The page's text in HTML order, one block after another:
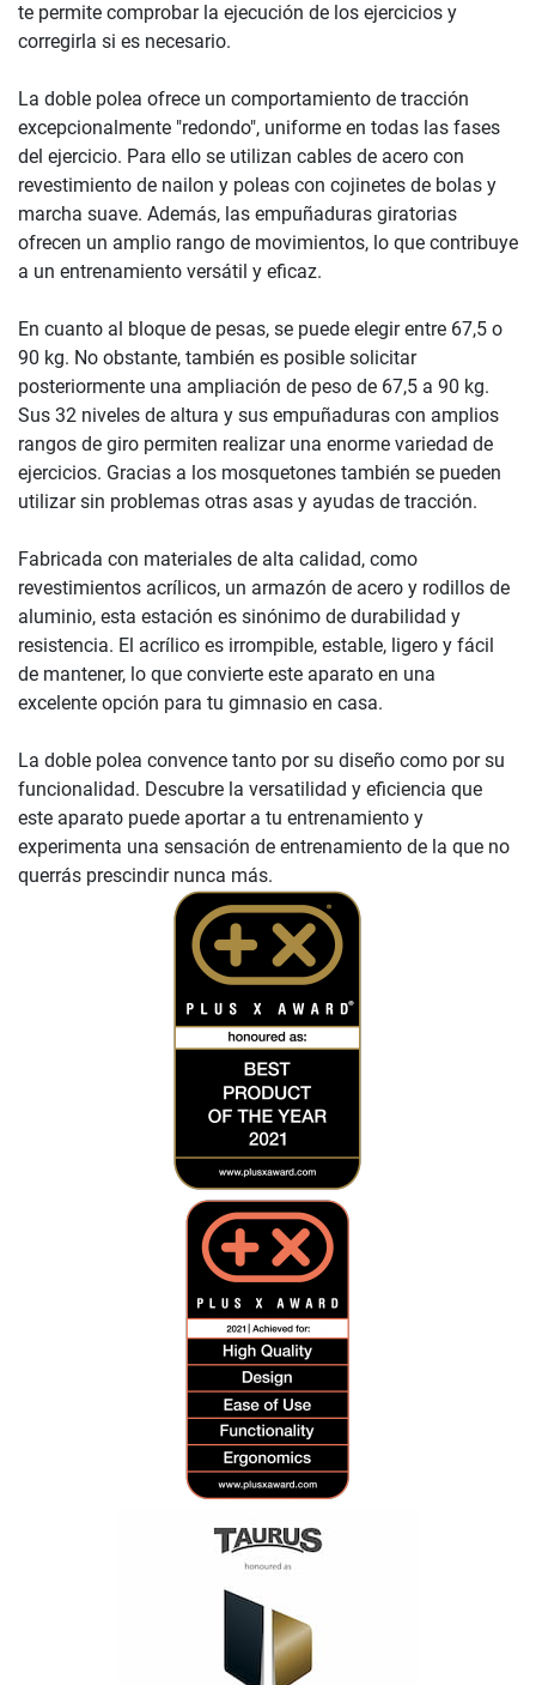
te permite comprobar la ejecución de los ejercicios y
corregirla si es necesario.
La doble polea ofrece un comportamiento de tracción
excepcionalmente "redondo", uniforme en todas las fases
del ejercicio. Para ello se utilizan cables de acero con
revestimiento de nailon y poleas con cojinetes de bolas y
marcha suave. Además, las empuñaduras giratorias
ofrecen un amplio rango de movimientos, lo que contribuye
a un entrenamiento versátil y eficaz.
En cuanto al bloque de pesas, se puede elegir entre 67,5 o
90 kg. No obstante, también es posible solicitar
posteriormente una ampliación de peso de 67,5 a 90 kg.
Sus 32 niveles de altura y sus empuñaduras con amplios
rangos de giro permiten realizar una enorme variedad de
ejercicios. Gracias a los mosquetones también se pueden
utilizar sin problemas otras asas y ayudas de tracción.
Fabricada con materiales de alta calidad, como
revestimientos acrílicos, un armazón de acero y rodillos de
aluminio, esta estación es sinónimo de durabilidad y
resistencia. El acrílico es irrompible, estable, ligero y fácil
de mantener, lo que convierte este aparato en una
excelente opción para tu gimnasio en casa.
La doble polea convence tanto por su diseño como por su
funcionalidad. Descubre la versatilidad y eficiencia que
este aparato puede aportar a tu entrenamiento y
experimenta una sensación de entrenamiento de la que no
querrás prescindir nunca más.